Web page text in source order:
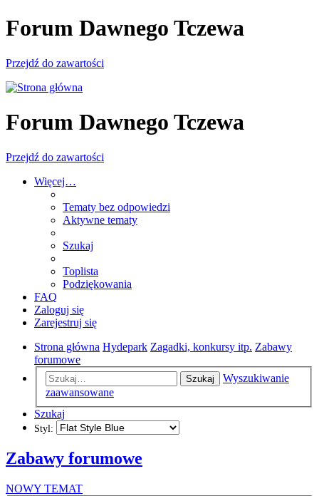
Forum Dawnego Tczewa
Przejdź do zawartości
Forum Dawnego Tczewa
Przejdź do zawartości
Więcej…
Tematy bez odpowiedzi
Aktywne tematy
Szukaj
Toplista
Podziękowania
FAQ
Zaloguj się
Zarejestruj się
Strona główna Hydepark Zagadki, konkursy itp. Zabawy
forumowe
Szukaj
Wyszukiwanie
zaawansowane
Szukaj
Styl:
Zabawy forumowe
NOWY TEMAT